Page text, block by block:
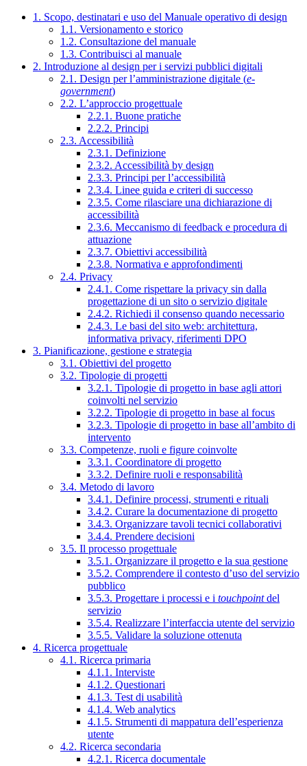
1. Scopo, destinatari e uso del Manuale operativo di design
1.1. Versionamento e storico
1.2. Consultazione del manuale
1.3. Contribuisci al manuale
2. Introduzione al design per i servizi pubblici digitali
2.1. Design per l’amministrazione digitale (e-
government)
2.2. L’approccio progettuale
2.2.1. Buone pratiche
2.2.2. Principi
2.3. Accessibilità
2.3.1. Definizione
2.3.2. Accessibilità by design
2.3.3. Principi per l’accessibilità
2.3.4. Linee guida e criteri di successo
2.3.5. Come rilasciare una dichiarazione di
accessibilità
2.3.6. Meccanismo di feedback e procedura di
attuazione
2.3.7. Obiettivi accessibilità
2.3.8. Normativa e approfondimenti
2.4. Privacy
2.4.1. Come rispettare la privacy sin dalla
progettazione di un sito o servizio digitale
2.4.2. Richiedi il consenso quando necessario
2.4.3. Le basi del sito web: architettura,
informativa privacy, riferimenti DPO
3. Pianificazione, gestione e strategia
3.1. Obiettivi del progetto
3.2. Tipologie di progetti
3.2.1. Tipologie di progetto in base agli attori
coinvolti nel servizio
3.2.2. Tipologie di progetto in base al focus
3.2.3. Tipologie di progetto in base all’ambito di
intervento
3.3. Competenze, ruoli e figure coinvolte
3.3.1. Coordinatore di progetto
3.3.2. Definire ruoli e responsabilità
3.4. Metodo di lavoro
3.4.1. Definire processi, strumenti e rituali
3.4.2. Curare la documentazione di progetto
3.4.3. Organizzare tavoli tecnici collaborativi
3.4.4. Prendere decisioni
3.5. Il processo progettuale
3.5.1. Organizzare il progetto e la sua gestione
3.5.2. Comprendere il contesto d’uso del servizio
pubblico
3.5.3. Progettare i processi e i touchpointdel
servizio
3.5.4. Realizzare l’interfaccia utente del servizio
3.5.5. Validare la soluzione ottenuta
4. Ricerca progettuale
4.1. Ricerca primaria
4.1.1. Interviste
4.1.2. Questionari
4.1.3. Test di usabilità
4.1.4. Web analytics
4.1.5. Strumenti di mappatura dell’esperienza
utente
4.2. Ricerca secondaria
4.2.1. Ricerca documentale